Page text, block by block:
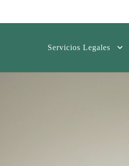
Servicios Legales